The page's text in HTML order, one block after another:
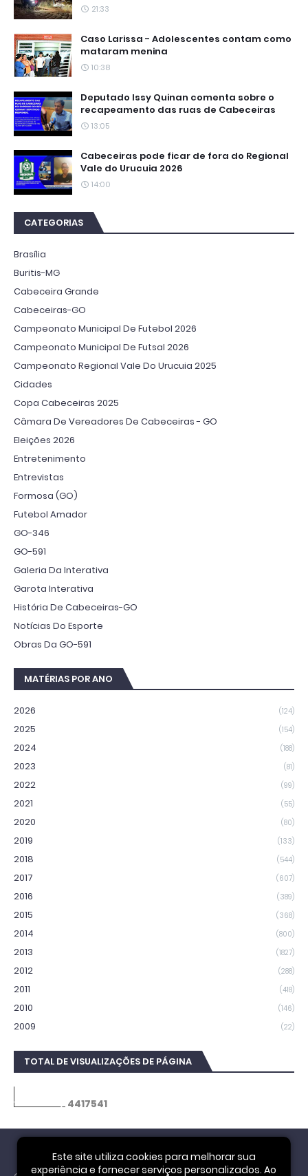
21:33
Caso Larissa - Adolescentes contam como
mataram menina
10:38
Deputado Issy Quinan comenta sobre o
recapeamento das ruas de Cabeceiras
13:05
Cabeceiras pode ficar de fora do Regional
Vale do Urucuia 2026
14:00
CATEGORIAS
Brasília
Buritis-MG
Cabeceira Grande
Cabeceiras-GO
Campeonato Municipal De Futebol 2026
Campeonato Municipal De Futsal 2026
Campeonato Regional Vale Do Urucuia 2025
Cidades
Copa Cabeceiras 2025
Câmara De Vereadores De Cabeceiras - GO
Eleições 2026
Entretenimento
Entrevistas
Formosa (GO)
Futebol Amador
GO-346
GO-591
Galeria Da Interativa
Garota Interativa
História De Cabeceiras-GO
Notícias Do Esporte
Obras Da GO-591
MATÉRIAS POR ANO
2026 (124)
2025 (154)
2024 (188)
2023 (81)
2022 (99)
2021 (55)
2020 (80)
2019 (133)
2018 (544)
2017 (607)
2016 (389)
2015 (368)
2014 (800)
2013 (1827)
2012 (288)
2011 (418)
2010 (146)
2009 (22)
TOTAL DE VISUALIZAÇÕES DE PÁGINA
4417541
Este site utiliza cookies para melhorar sua
experiência e fornecer serviços personalizados. Ao